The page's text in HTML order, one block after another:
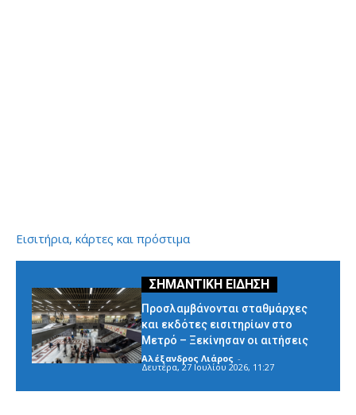
Εισιτήρια, κάρτες και πρόστιμα
Προσλαμβάνονται σταθμάρχες
και εκδότες εισιτηρίων στο
Μετρό – Ξεκίνησαν οι αιτήσεις
Αλέξανδρος Λιάρος -
Δευτέρα, 27 Ιουλίου 2026, 11:27